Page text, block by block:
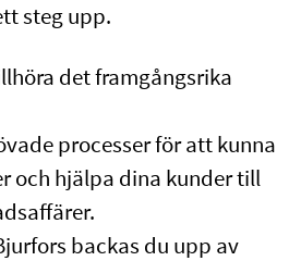
steg upp.
det framgångsrika
processer för att kunna
och hjälpa dina kunder till
backas du upp av